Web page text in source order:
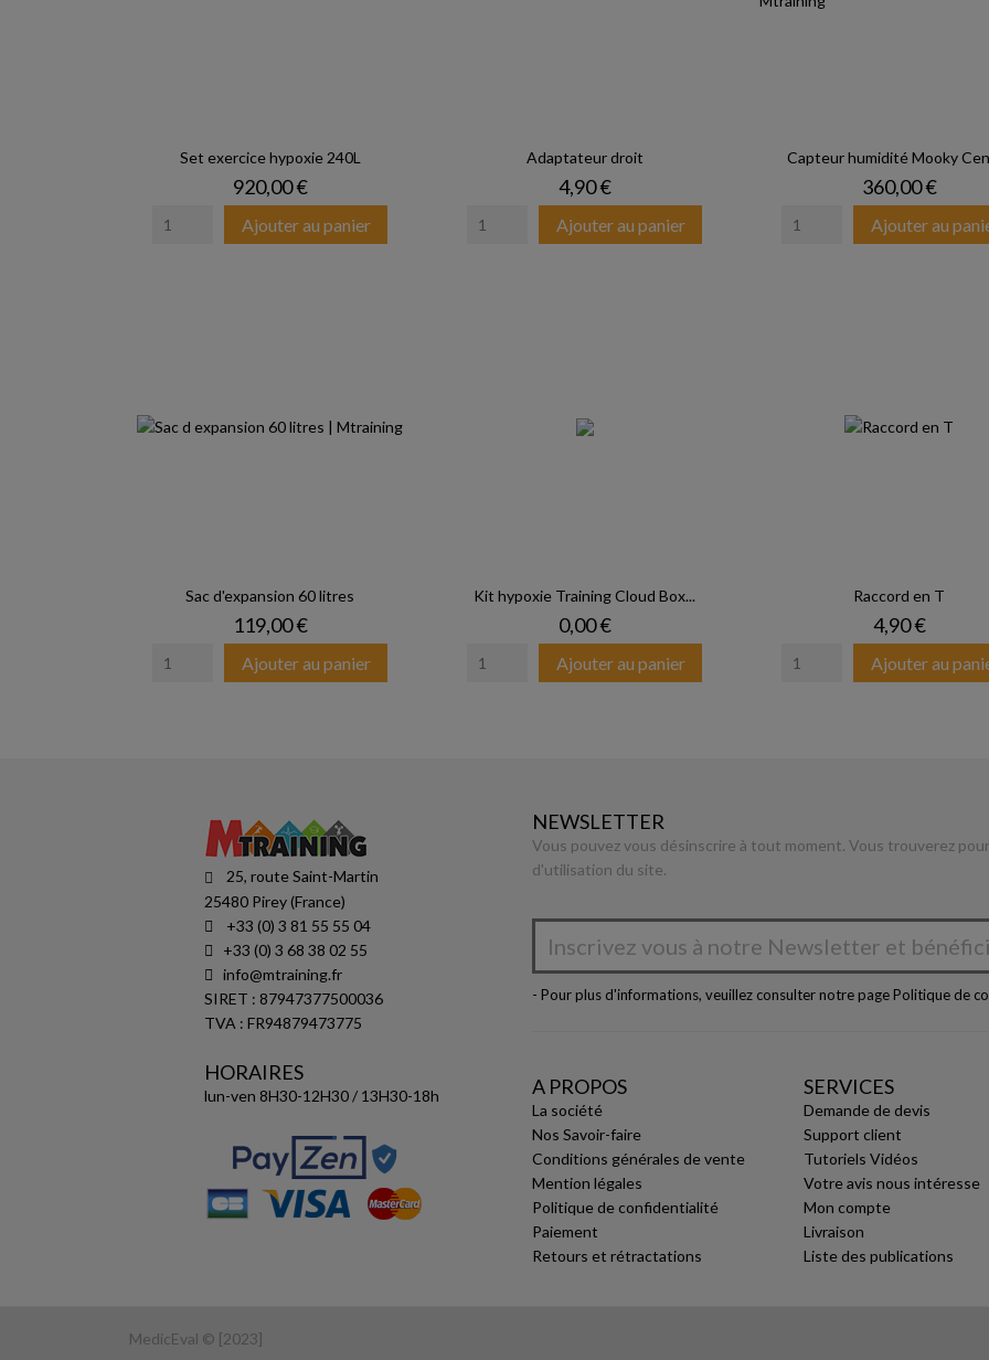
Set exercice hypoxie 240L
Prix
920,00 €
Ajouter au panier
Adaptateur droit
Prix
4,90 €
Ajouter au panier
Capteur humidité Mooky
Prix
360,00 €
Ajouter au
Sac d'expansion 60 litres
Prix
119,00 €
Ajouter au panier
Kit hypoxie Training Cloud Box...
Prix
0,00 €
Ajouter au panier
Raccord en T
Prix
4,90 €
Ajouter au
25, route Saint-Martin
25480 Pirey (France)
+33 (0) 3 81 55 55 04
+33 (0) 3 68 38 02 55
info@mtraining.fr
SIRET : 87947377500036
TVA : FR94879473775
HORAIRES
lun-ven 8H30-12H30 / 13H30-18h
NEWSLETTER
Vous pouvez vous désinscrire à tout moment. Vous trouverez
d'utilisation du site.
- Pour plus d'informations, veuillez consulter notre page Politique de
A PROPOS
La société
Nos Savoir-faire
Conditions générales de vente
Mention légales
Politique de confidentialité
Paiement
Retours et rétractations
SERVICES
Demande de devis
Support client
Tutoriels Vidéos
Votre avis nous intéresse
Mon compte
Livraison
Liste des publications
MedicEval © [2023]